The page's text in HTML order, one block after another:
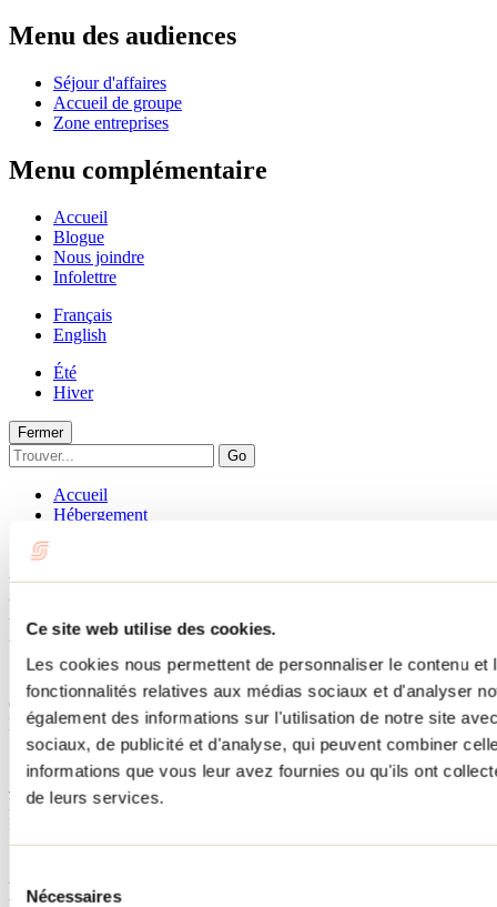
Ce site web utilise des cookies.
Les cookies nous permettent de personnaliser le contenu
fonctionnalités relatives aux médias sociaux et d'analyser
également des informations sur l'utilisation de notre site
sociaux, de publicité et d'analyse, qui peuvent combiner
informations que vous leur avez fournies ou qu'ils ont
de leurs services.
du Nécessaires
Menu des audiences
Séjour d'affaires
Accueil de groupe
Zone entreprises
Menu complémentaire
Accueil
Blogue
Nous joindre
Infolettre
Français
English
Été
Hiver
Fermer
Go
Accueil
Hébergement
LES ÉCURIES DU CHEVAL
DE PROUE
Saint-Michel-des-Saints
Chalets
LES ÉCURIES DU CHEVAL DE PROUE
57 chemin Germain
Saint-Michel-des-Saints, QC J0K3B0
No d'enregistrement294084
Besoin d'information?
1 800 363-2788
Menu pied de page